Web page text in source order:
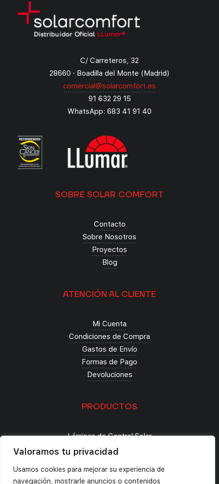
Valoramos tu privacidad
Usamos cookies para mejorar su experiencia de
navegación, mostrarle anuncios o contenidos
C/ Carreteros, 32
28660 · Boadilla del Monte (Madrid)
comercial@solarcomfort.es
91 632 29 15
WhatsApp: 683 41 91 40
SOBRE SOLAR COMFORT
Contacto
Sobre Nosotros
Proyectos
Blog
ATENCIÓN AL CLIENTE
Mi Cuenta
Condiciones de Compra
Gastos de Envío
Formas de Pago
Devoluciones
PRODUCTOS
Láminas de Control Solar
Seguridad
Tintado de Lunas